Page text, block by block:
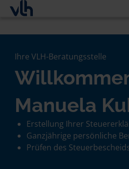
Ihre VLH-Beratungsstelle
Manuela
Erstellung Ihrer
Ganzjährige persönliche
Prüfen des